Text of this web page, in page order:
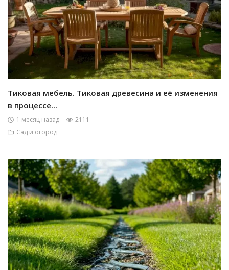
Тиковая мебель. Тиковая древесина и её изменения
в процессе...
1 месяц назад
2111
Сад и огород